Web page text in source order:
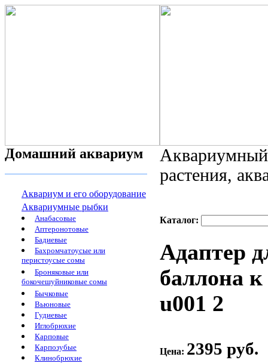
Домашний аквариум
Аквариум и его оборудование
Аквариумные рыбки
Анабасовые
Аптеронотовые
Бадиевые
Бахромчатоусые или
перистоусые сомы
Броняковые или
бокочешуйниковые сомы
Бычковые
Вьюновые
Гудиевые
Иглобрюхие
Карповые
Карпозубые
Клинобрюхие
растения,
Каталог:
Адаптер
баллона
u001 2
Цена: 2395 руб.